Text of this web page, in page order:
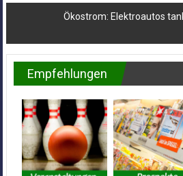
Ökostrom: Elektroautos
Empfehlungen